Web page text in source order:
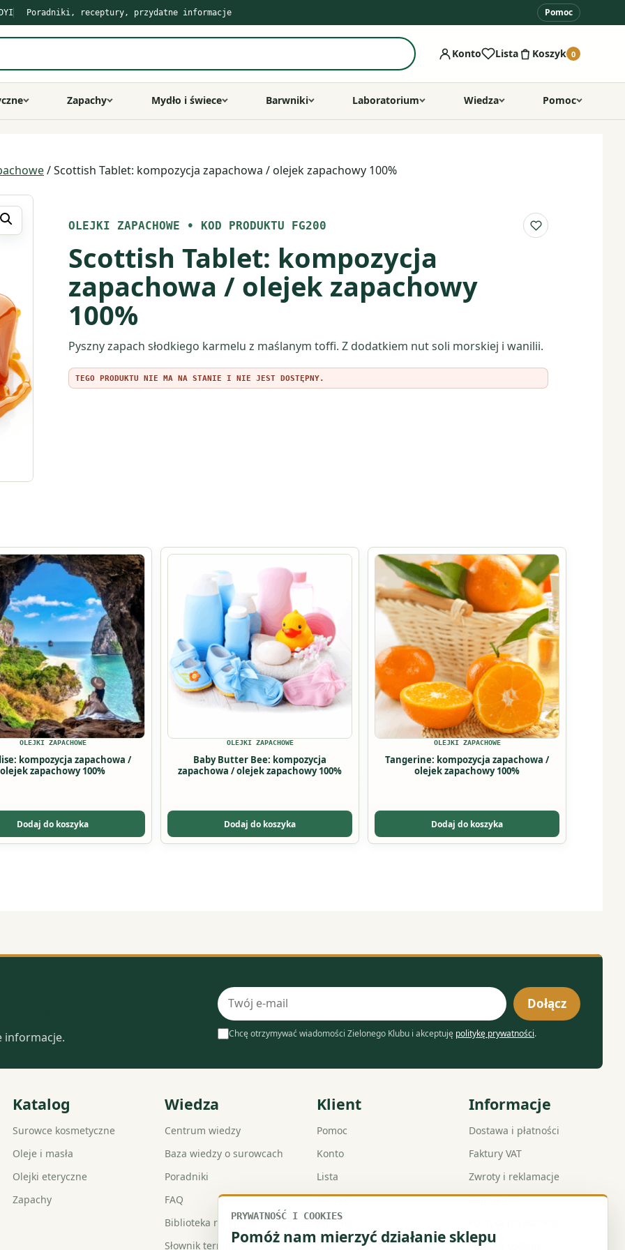
Poradniki, receptury, przydatne informacje Pomoc
Konto Lista Koszyk 0
Zapachy Mydło i świece Barwniki Laboratorium Wiedza Pomoc
/ Scottish Tablet: kompozycja zapachowa / olejek zapachowy 100%
OLEJKI ZAPACHOWE • KOD PRODUKTU FG200 Do listy
Scottish Tablet: kompozycja
zapachowa / olejek zapachowy
100%
Pyszny zapach słodkiego karmelu z maślanym toffi. Z dodatkiem nut soli morskiej i wanilii.
TEGO PRODUKTU NIE MA NA STANIE I NIE JEST DOSTĘPNY.
OLEJKI ZAPACHOWE
kompozycja zapachowa /
olejek zapachowy 100%
Dodaj do koszyka
OLEJKI ZAPACHOWE
Baby Butter Bee: kompozycja
zapachowa / olejek zapachowy 100%
Dodaj do koszyka
Ten
Opcje
można
wybrać
OLEJKI ZAPACHOWE
Tangerine: kompozycja zapachowa /
olejek zapachowy 100%
Dodaj do koszyka
Ten
produkt
ma
wiele
wariantów.
Opcje
można
wybrać
na
stronie
produktu
informacje.
Adres
e-
mail
Dołącz
Chcę otrzymywać wiadomości Zielonego Klubu i akceptuję politykę prywatności.
Katalog
Surowce kosmetyczne
Oleje i masła
Olejki eteryczne
Zapachy
Wiedza
Centrum wiedzy
Baza wiedzy o surowcach
Poradniki
FAQ
Biblioteka receptur
Słownik terminów
Klient
Pomoc
Konto
Lista
Koszyk
Kontakt
Informacje
Dostawa i płatności
Faktury VAT
Zwroty i reklamacje
Regulamin
Polityka cookies
PRYWATNOŚĆ I COOKIES
Pomóż nam mierzyć działanie sklepu